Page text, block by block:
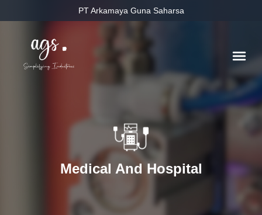
PT Arkamaya Guna Saharsa
Medical And Hospital